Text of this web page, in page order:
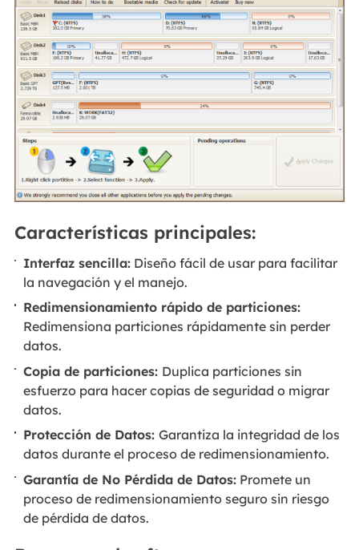
Características principales:
Interfaz sencilla: Diseño fácil de usar para facilitar
la navegación y el manejo.
Redimensionamiento rápido de particiones:
Redimensiona particiones rápidamente sin perder
datos.
Copia de particiones: Duplica particiones sin
esfuerzo para hacer copias de seguridad o migrar
datos.
Protección de Datos:Garantiza la integridad de los
datos durante el proceso de redimensionamiento.
Garantía de No Pérdida de Datos: Promete un
proceso de redimensionamiento seguro sin riesgo
de pérdida de datos.